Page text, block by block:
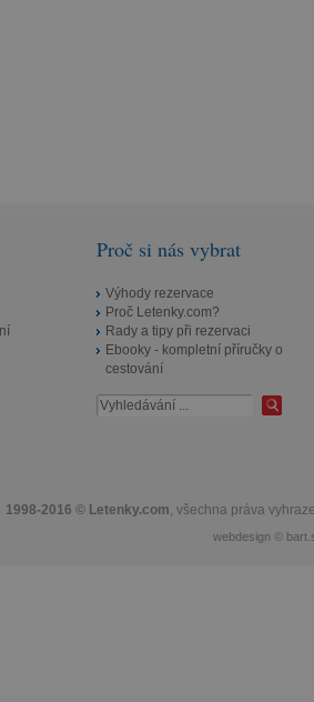
Proč si nás vybrat
Výhody rezervace
Proč Letenky.com?
Rady a tipy při rezervaci
Ebooky - kompletní příručky o
cestování
1998-2016 © Letenky.com, všechna práva
webdesign ©